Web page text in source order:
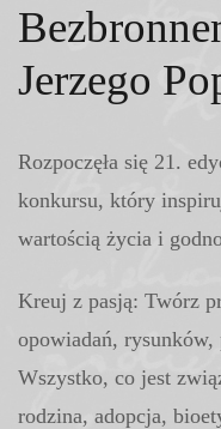
Jerzego
Rozpoczęła się 21.
konkursu, który
wartością życia i
Kreuj z pasją: Twórz
opowiadań,
Wszystko, co jest
rodzina, adopcja,